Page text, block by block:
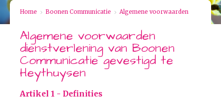
Home > Boonen Communicatie > Algemene voorwaarden
Algemene voorwaarden
dienstverlening van Boonen
Communicatie gevestigd te
Heythuysen
Artikel 1 - Definities